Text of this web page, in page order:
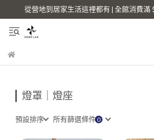
從營地到居家生活這裡都有 | 全館消費滿
燈罩｜燈座
預設排序 所有篩選條件